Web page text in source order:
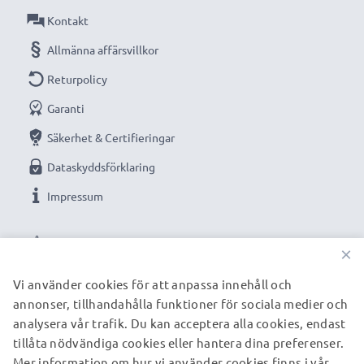
VÅRA BETALNINGSALTERNATIV
Kontakt
Allmänna affärsvillkor
Returpolicy
Garanti
Säkerhet & Certifieringar
Dataskyddsförklaring
Impressum
VÅRA FRAKTPARTNERS
×
Vi använder cookies för att anpassa innehåll och
annonser, tillhandahålla funktioner för sociala medier och
analysera vår trafik. Du kan acceptera alla cookies, endast
tillåta nödvändiga cookies eller hantera dina preferenser.